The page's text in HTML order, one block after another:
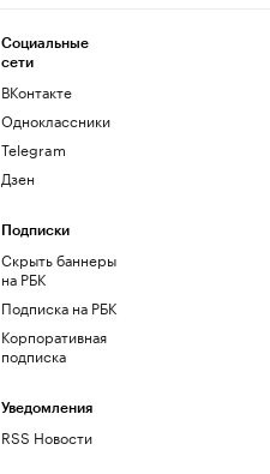
Социальные
сети
ВКонтакте
Одноклассники
Telegram
Дзен
Подписки
Скрыть баннеры
на РБК
Подписка на РБК
Корпоративная
подписка
Уведомления
RSS Новости